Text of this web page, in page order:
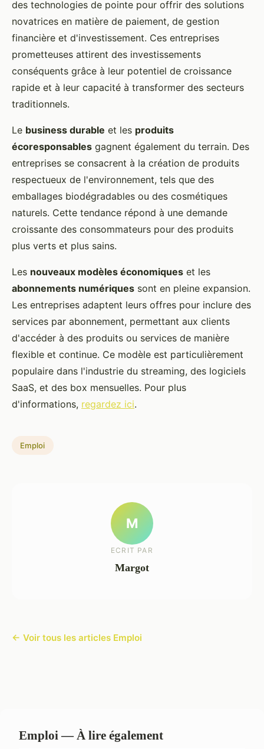
des technologies de pointe pour offrir des solutions
novatrices en matière de paiement, de gestion
financière et d'investissement. Ces entreprises
prometteuses attirent des investissements
conséquents grâce à leur potentiel de croissance
rapide et à leur capacité à transformer des secteurs
traditionnels.
Le business durable et les produits
écoresponsables gagnent également du terrain. Des
entreprises se consacrent à la création de produits
respectueux de l'environnement, tels que des
emballages biodégradables ou des cosmétiques
naturels. Cette tendance répond à une demande
croissante des consommateurs pour des produits
plus verts et plus sains.
Les nouveaux modèles économiques et les
abonnements numériques sont en pleine expansion.
Les entreprises adaptent leurs offres pour inclure des
services par abonnement, permettant aux clients
d'accéder à des produits ou services de manière
flexible et continue. Ce modèle est particulièrement
populaire dans l'industrie du streaming, des logiciels
SaaS, et des box mensuelles. Pour plus
d'informations, regardez ici.
Emploi
M
ECRIT PAR
Margot
← Voir tous les articles Emploi
Emploi — À lire également